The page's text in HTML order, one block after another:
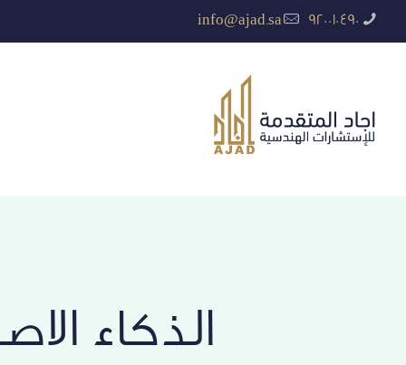
920010490
info@ajad.sa
الذكاء